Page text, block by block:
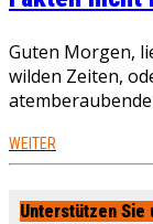
Guten Morgen,
wilden Zeiten,
WEITER
Unterstützen Sie